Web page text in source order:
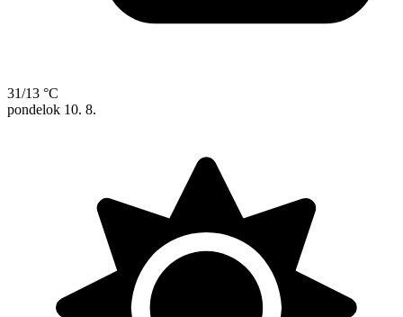
31/13 °C
pondelok 10. 8.